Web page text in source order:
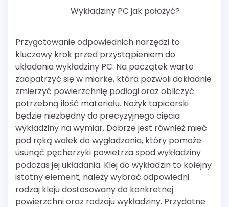
Wykładziny PC jak położyć?
Przygotowanie odpowiednich narzędzi to
kluczowy krok przed przystąpieniem do
układania wykładziny PC. Na początek warto
zaopatrzyć się w miarkę, która pozwoli dokładnie
zmierzyć powierzchnię podłogi oraz obliczyć
potrzebną ilość materiału. Nożyk tapicerski
będzie niezbędny do precyzyjnego cięcia
wykładziny na wymiar. Dobrze jest również mieć
pod ręką wałek do wygładzania, który pomoże
usunąć pęcherzyki powietrza spod wykładziny
podczas jej układania. Klej do wykładzin to kolejny
istotny element; należy wybrać odpowiedni
rodzaj kleju dostosowany do konkretnej
powierzchni oraz rodzaju wykładziny. Przydatne